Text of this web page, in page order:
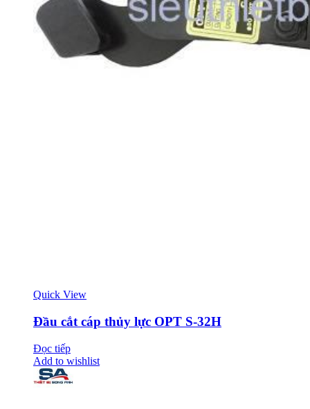
Quick View
Đầu cắt cáp thủy lực OPT S-32H
Đọc tiếp
Add to wishlist